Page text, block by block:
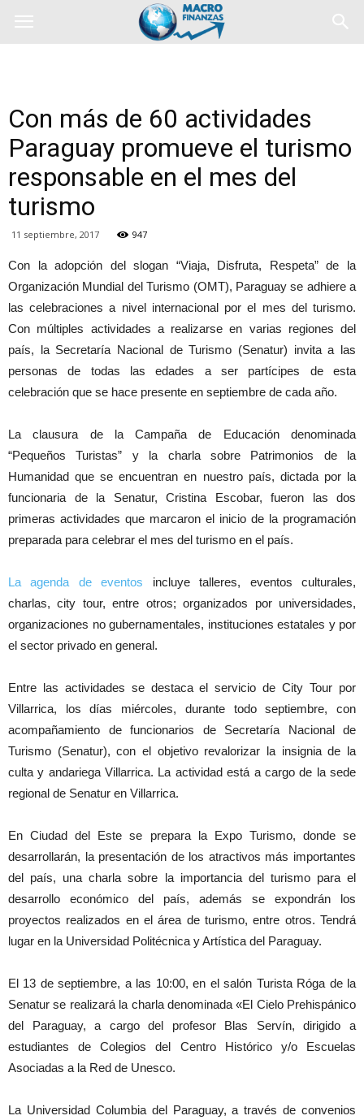
Con más de 60 actividades
Paraguay promueve el turismo
responsable en el mes del
turismo
11 septiembre, 2017 947
Con la adopción del slogan “Viaja, Disfruta, Respeta” de la
Organización Mundial del Turismo (OMT), Paraguay se adhiere a
las celebraciones a nivel internacional por el mes del turismo.
Con múltiples actividades a realizarse en varias regiones del
país, la Secretaría Nacional de Turismo (Senatur) invita a las
personas de todas las edades a ser partícipes de esta
celebración que se hace presente en septiembre de cada año.
La clausura de la Campaña de Educación denominada
“Pequeños Turistas” y la charla sobre Patrimonios de la
Humanidad que se encuentran en nuestro país, dictada por la
funcionaria de la Senatur, Cristina Escobar, fueron las dos
primeras actividades que marcaron el inicio de la programación
preparada para celebrar el mes del turismo en el país.
La agenda de eventos incluye talleres, eventos culturales,
charlas, city tour, entre otros; organizados por universidades,
organizaciones no gubernamentales, instituciones estatales y por
el sector privado en general.
Entre las actividades se destaca el servicio de City Tour por
Villarrica, los días miércoles, durante todo septiembre, con
acompañamiento de funcionarios de Secretaría Nacional de
Turismo (Senatur), con el objetivo revalorizar la insignia de la
culta y andariega Villarrica. La actividad está a cargo de la sede
regional de Senatur en Villarrica.
En Ciudad del Este se prepara la Expo Turismo, donde se
desarrollarán, la presentación de los atractivos más importantes
del país, una charla sobre la importancia del turismo para el
desarrollo económico del país, además se expondrán los
proyectos realizados en el área de turismo, entre otros. Tendrá
lugar en la Universidad Politécnica y Artística del Paraguay.
El 13 de septiembre, a las 10:00, en el salón Turista Róga de la
Senatur se realizará la charla denominada «El Cielo Prehispánico
del Paraguay, a cargo del profesor Blas Servín, dirigido a
estudiantes de Colegios del Centro Histórico y/o Escuelas
Asociadas a la Red de Unesco.
La Universidad Columbia del Paraguay, a través de convenios